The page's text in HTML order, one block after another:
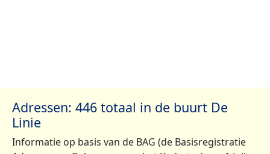
Adressen: 446 totaal in de buurt De
Linie
Informatie op basis van de BAG (de Basisregistratie